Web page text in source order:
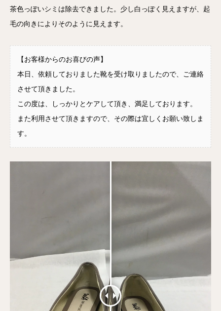
茶色っぽいシミは除去できました。少し白っぽく見えますが、起
毛の向きによりそのように見えます。
【お客様からのお喜びの声】
本日、依頼しておりました靴を受け取りましたので、ご連絡
させて頂きました。
この度は、しっかりとケアして頂き、満足しております。
また利用させて頂きますので、その際は宜しくお願い致しま
す。